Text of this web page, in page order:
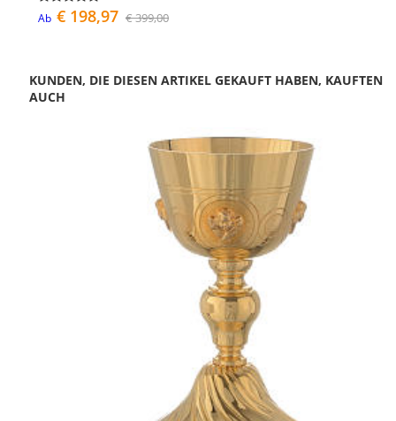
Ab € 198,97 € 399,00
KUNDEN, DIE DIESEN ARTIKEL GEKAUFT HABEN, KAUFTEN
AUCH